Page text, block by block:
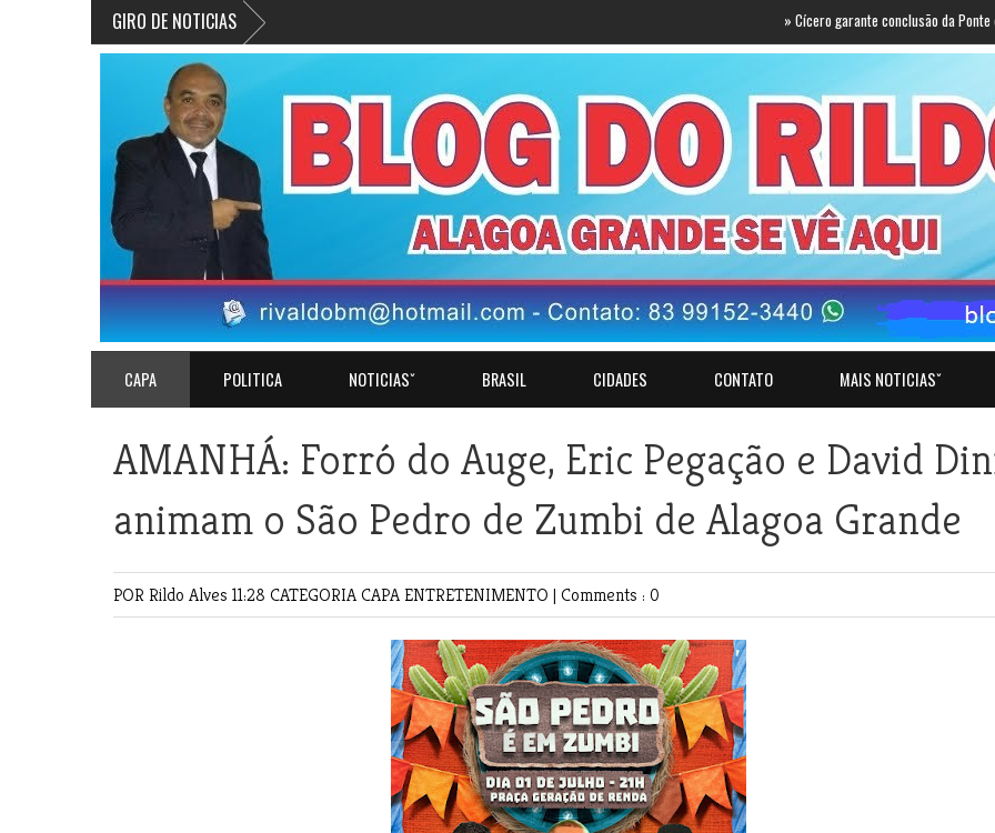
GIRO DE NOTICIAS Cícero garante conclusão da Ponte do
CAPA POLITICA NOTICIASˇ BRASIL CIDADES CONTATO MAIS NOTICIASˇ
AMANHÁ: Forró do Auge, Eric Pegação e David
animam o São Pedro de Zumbi de Alagoa Grande
POR Rildo Alves 11:28 CATEGORIACAPAENTRETENIMENTO | Comments : 0